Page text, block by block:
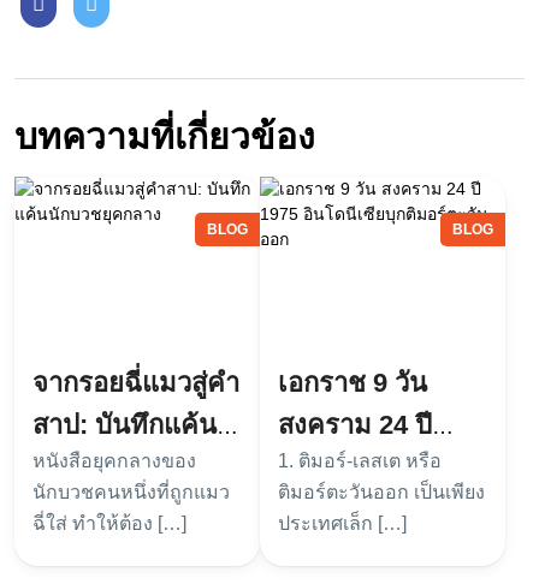
บทความที่เกี่ยวข้อง
BLOG
จากรอยฉี่แมวสู่คำ
สาป: บันทึกแค้น
นักบวชยุคกลาง
หนังสือยุคกลางของ
นักบวชคนหนึ่งที่ถูกแมว
ฉี่ใส่ ทำให้ต้อง […]
BLOG
เอกราช 9 วัน
สงคราม 24 ปี
1975 อินโดนีเซีย
บุกติมอร์ตะวันออก
1. ติมอร์-เลสเต หรือ
ติมอร์ตะวันออก เป็นเพียง
ประเทศเล็ก […]